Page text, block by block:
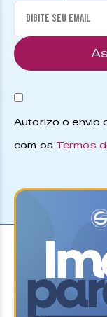
Autorizo o envio
com os Termos